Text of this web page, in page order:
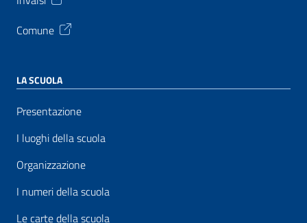
Comune
LA SCUOLA
Presentazione
I luoghi della scuola
Organizzazione
I numeri della scuola
Le carte della scuola